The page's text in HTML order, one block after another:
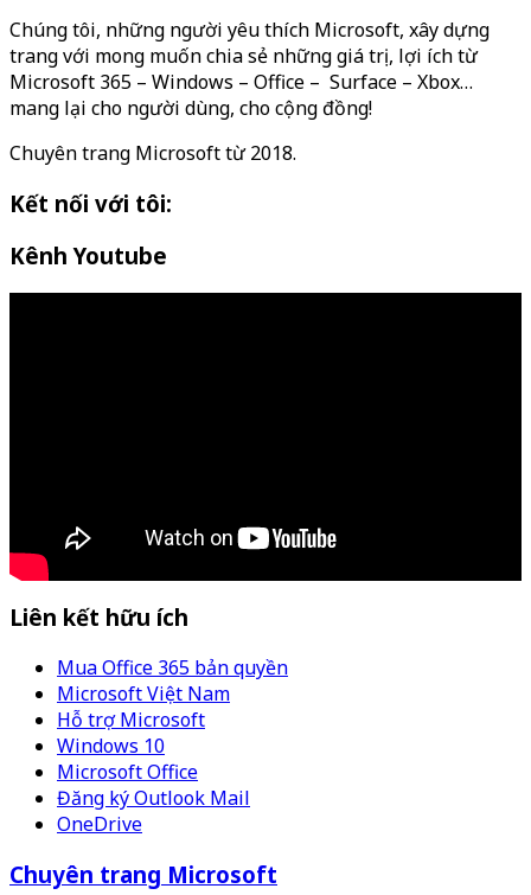
Chúng tôi, những người yêu thích Microsoft, xây dựng
trang với mong muốn chia sẻ những giá trị, lợi ích từ
Microsoft 365 – Windows – Office – Surface – Xbox…
mang lại cho người dùng, cho cộng đồng!
Chuyên trang Microsoft từ 2018.
Kết nối với tôi:
Kênh Youtube
Liên kết hữu ích
Mua Office 365 bản quyền
Microsoft Việt Nam
Hỗ trợ Microsoft
Windows 10
Microsoft Office
Đăng ký Outlook Mail
OneDrive
Chuyên trang Microsoft